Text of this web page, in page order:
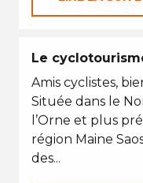
Le
Amis cyclistes,
Située dans le
l’Orne et plus
région Maine
des...